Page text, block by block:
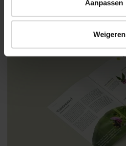
Aanpassen
Weigeren